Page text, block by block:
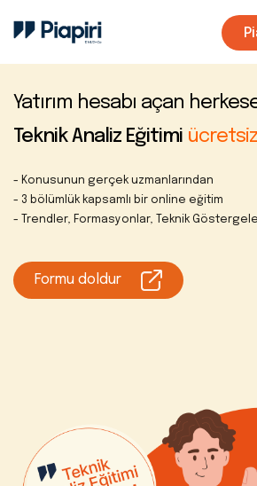
Yatırım hesabı açan
Teknik Analiz Eğitimi
- Konusunun gerçek uzmanlarından
- 3 bölümlük kapsamlı bir online eğitim
- Trendler, Formasyonlar, Teknik
Formu doldur